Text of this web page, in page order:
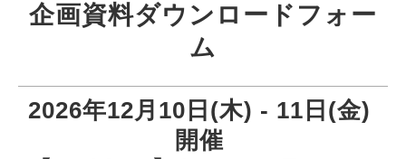
セミナー集客がしたい
アンケート調査がしたい
企画資料ダウンロードフォー
ム
2026年12月10日(木) - 11日(金)
開催